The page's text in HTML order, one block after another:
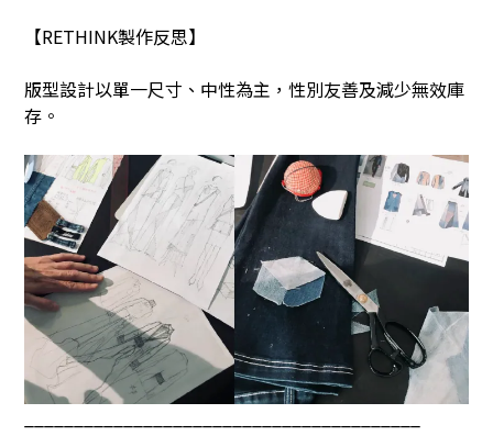
【RETHINK製作反思】
版型設計以單一尺寸、中性為主，性別友善及減少無效庫
存。